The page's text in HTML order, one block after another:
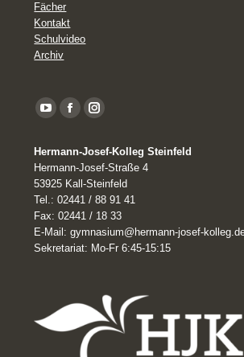
Fächer
Kontakt
Schulvideo
Archiv
YouTube
opens
in
new
window
FacebookInstagram
Hermann-Josef-Kolleg Steinfeld
Hermann-Josef-Straße 4
53925 Kall-Steinfeld
Tel.: 02441 / 88 91 41
Fax: 02441 / 18 33
E-Mail: gymnasium@hermann-josef-
Sekretariat: Mo-Fr 6:45-15:15